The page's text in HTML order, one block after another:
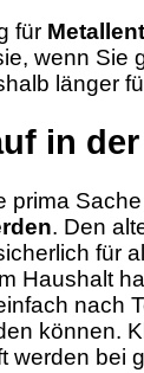
für
wenn Sie
länger
in der
prima
. Den
für
Haushalt
nach
können.
werden bei